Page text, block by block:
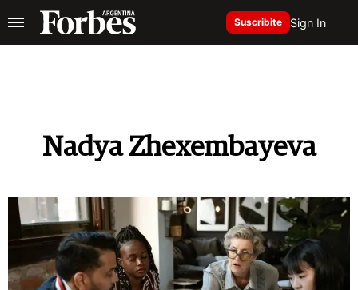
Suscribite Sign In
Nadya Zhexembayeva